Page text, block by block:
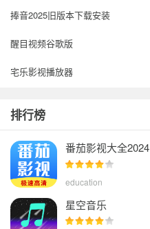
捧音2025旧版本下载安装
醒目视频谷歌版
宅乐影视播放器
无名音乐2023
排行榜
番茄影视大全2024
education
星空音乐